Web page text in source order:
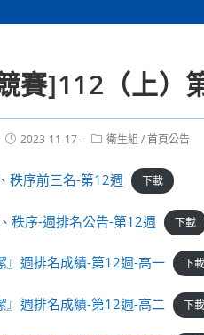
賽]112（上）
Post2023-11-17
Post衛生組 /首頁公告
秩序前三名-第12週 下載
秩序-週排名公告-第12週 下載
』週排名成績-第12週-高一 下載
』週排名成績-第12週-高二 下載